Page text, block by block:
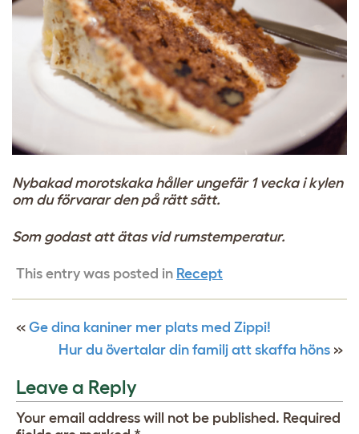
Nybakad morotskaka håller ungefär 1 vecka i kylen
om du förvarar den på rätt sätt.
Som godast att ätas vid rumstemperatur.
This entry was posted in Recept
« Ge dina kaniner mer plats med Zippi!
Hur du övertalar din familj att skaffa höns »
Leave a Reply
Your email address will not be published. Required